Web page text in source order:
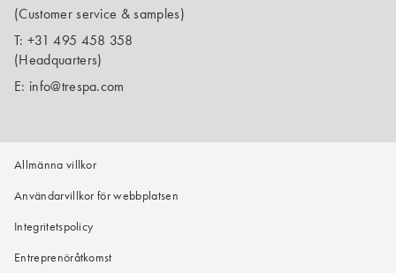
(Customer service & samples)
T: +31 495 458 358
(Headquarters)
E: info@trespa.com
Allmänna villkor
Användarvillkor för webbplatsen
Integritetspolicy
Entreprenöråtkomst